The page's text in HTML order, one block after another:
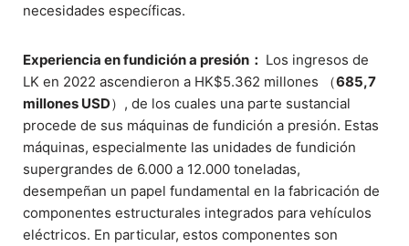
necesidades específicas.
Experiencia en fundición a presión： Los ingresos de
LK en 2022 ascendieron a HK$5.362 millones （685,7
millones USD）, de los cuales una parte sustancial
procede de sus máquinas de fundición a presión. Estas
máquinas, especialmente las unidades de fundición
supergrandes de 6.000 a 12.000 toneladas,
desempeñan un papel fundamental en la fabricación de
componentes estructurales integrados para vehículos
eléctricos. En particular, estos componentes son